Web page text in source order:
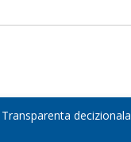
Transparenta decizionala